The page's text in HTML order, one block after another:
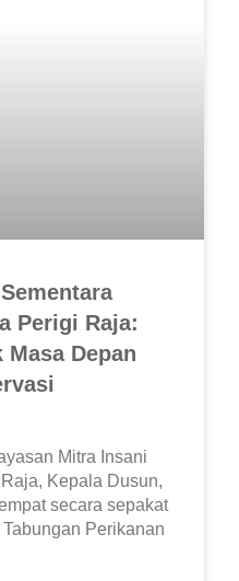
Perigi Raja:
Depan
Mitra Insani
Kepala Dusun,
secara sepakat
Perikanan